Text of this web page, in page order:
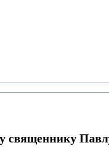
священнику